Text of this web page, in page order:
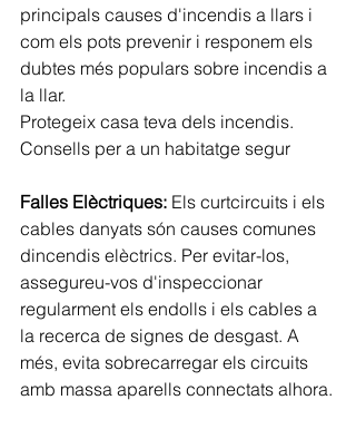
principals causes d'incendis a llars i
com els pots prevenir i responem els
dubtes més populars sobre incendis a
la llar.
Protegeix casa teva dels incendis.
Consells per a un habitatge segur
Falles Elèctriques: Els curtcircuits i els
cables danyats són causes comunes
dincendis elèctrics. Per evitar-los,
assegureu-vos d'inspeccionar
regularment els endolls i els cables a
la recerca de signes de desgast. A
més, evita sobrecarregar els circuits
amb massa aparells connectats alhora.